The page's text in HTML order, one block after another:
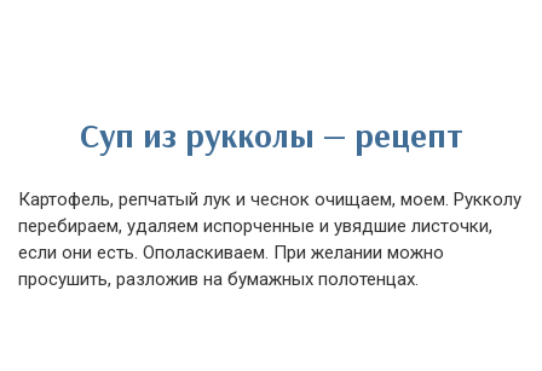
Суп из рукколы — рецепт
Картофель, репчатый лук и чеснок очищаем, моем. Рукколу
перебираем, удаляем испорченные и увядшие листочки,
если они есть. Ополаскиваем. При желании можно
просушить, разложив на бумажных полотенцах.